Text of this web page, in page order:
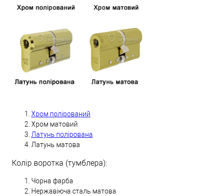
Хром полірований
Хром матовий
Латунь полірована
Латунь матова
Колір воротка (тумблера):
Чорна фарба
Нержавіюча сталь матова